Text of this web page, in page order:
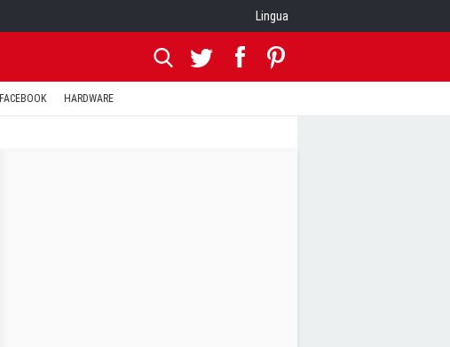
Lingua
FACEBOOK HARDWARE